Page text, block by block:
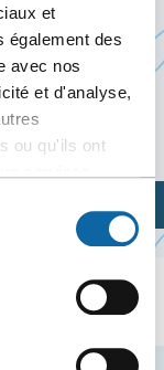
et
également des
avec nos
et d'analyse,
ou qu'ils ont
de
VAPRD de
du Québec
dans
une
votre visite